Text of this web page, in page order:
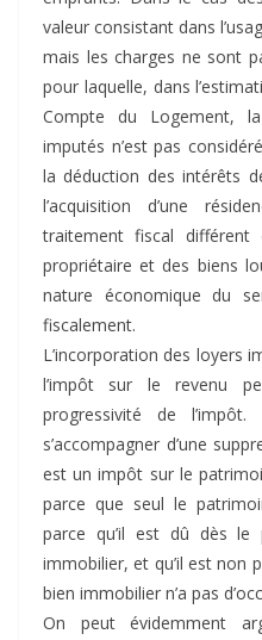
valeur consistant dans
mais les charges ne sont
pour laquelle, dans
Compte du Logement,
imputés n’est pas
la déduction des intérêts
l’acquisition d’une
traitement fiscal
propriétaire et des biens
nature économique du
fiscalement.
L’incorporation des loyers
l’impôt sur le revenu
progressivité de
s’accompagner d’une
est un impôt sur le
parce que seul le
parce qu’il est dû dès le
immobilier, et qu’il est non
bien immobilier n’a pas
On peut évidemment